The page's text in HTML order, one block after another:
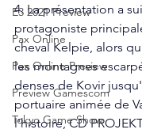
E3 2021 Preview
Pax Online
Pax Online Preview
Preview Gamescom
Tokyo Game Show
4. La présentation a
protagoniste
cheval Kelpie, alors
les montagnes
denses de Kovir
portuaire animée de
l'histoire, CD